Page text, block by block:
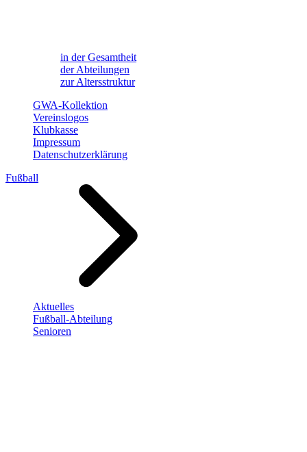
in der Gesamtheit
der Abteilungen
zur Altersstruktur
GWA-Kollektion
Vereinslogos
Klubkasse
Impressum
Datenschutzerklärung
Fußball
Aktuelles
Fußball-Abteilung
Senioren